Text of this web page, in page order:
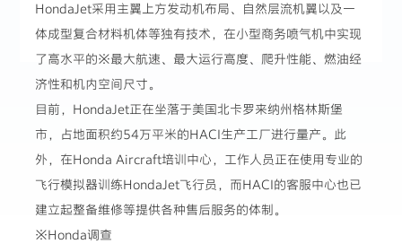
HondaJet采用主翼上方发动机布局、自然层流机翼以及一
体成型复合材料机体等独有技术，在小型商务喷气机中实现
了高水平的※最大航速、最大运行高度、爬升性能、燃油经
济性和机内空间尺寸。
目前，HondaJet正在坐落于美国北卡罗来纳州格林斯堡
市，占地面积约54万平米的HACI生产工厂进行量产。此
外，在Honda Aircraft培训中心，工作人员正在使用专业的
飞行模拟器训练HondaJet飞行员，而HACI的客服中心也已
建立起整备维修等提供各种售后服务的体制。
※Honda调查